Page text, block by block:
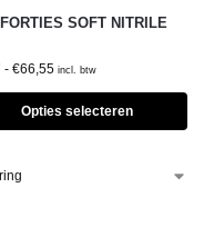
SOFT NITRILE
- €66,55 incl. btw
Opties selecteren